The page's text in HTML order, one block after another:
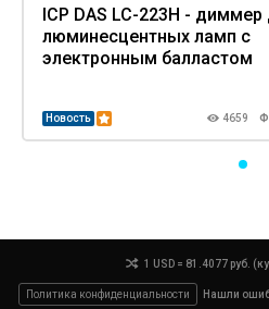
ICP DAS LC-223H - диммер
люминесцентных ламп с
электронным балластом
Новость 4659
1 USD = 81.4077 руб.
Политика конфиденциальности Нашли